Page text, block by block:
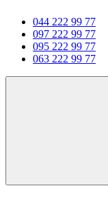
044 222 99 77
097 222 99 77
095 222 99 77
063 222 99 77